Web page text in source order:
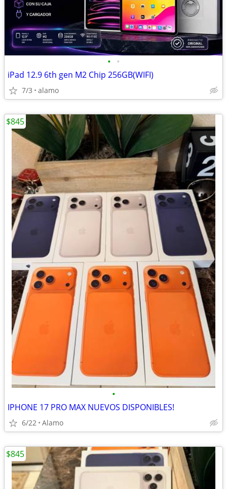
• •
iPad 12.9 6th gen M2 Chip 256GB(WIFI)
7/3 alamo
•
IPHONE 17 PRO MAX NUEVOS DISPONIBLES!
6/22 Alamo
$845
$845